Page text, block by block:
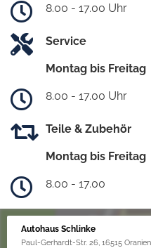
8.00 - 17.00 Uhr
Service
Montag bis Freitag
8.00 - 17.00 Uhr
Teile & Zubehör
Montag bis Freitag
8.00 - 17.00
Autohaus Schlinke
Paul-Gerhardt-Str. 26, 16515